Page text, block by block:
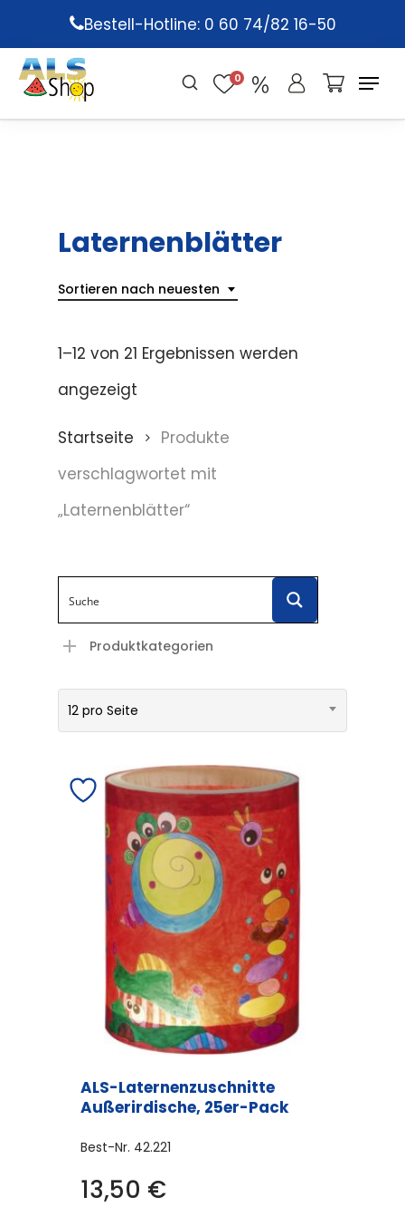
main
content
Bestell-Hotline: 0 60 74/82 16-50
0
Laternenblätter
Sortieren nach neuesten
1–12 von 21 Ergebnissen werden
angezeigt
Startseite
Produkte
verschlagwortet mit
„Laternenblätter“
Produktkategorien
12 pro Seite
ALS-Laternenzuschnitte
Außerirdische, 25er-Pack
Best-Nr. 42.221
13,50 €